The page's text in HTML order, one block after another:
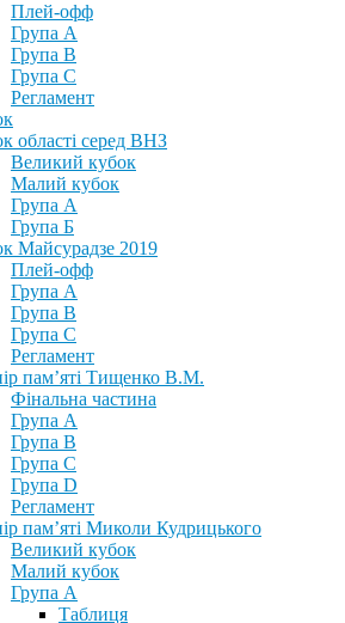
Плей-офф
Група А
Група В
Група С
Регламент
області серед ВНЗ
Великий кубок
Малий кубок
Група А
Група Б
Майсурадзе 2019
Плей-офф
Група А
Група В
Група С
Регламент
пам’яті Тищенко В.М.
Фінальна частина
Група А
Група В
Група С
Група D
Регламент
пам’яті Миколи Кудрицького
Великий кубок
Малий кубок
Група А
Таблиця